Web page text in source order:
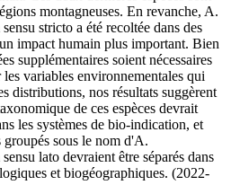
montagneuses. En revanche, A.
stricto a été recoltée dans des
impact humain plus important. Bien
supplémentaires soient nécessaires
variables environnementales qui
distributions, nos résultats suggèrent
de ces espèces devrait
les systèmes de bio-indication, et
groupés sous le nom d'A.
lato devraient être séparés dans
et biogéographiques. (2022-